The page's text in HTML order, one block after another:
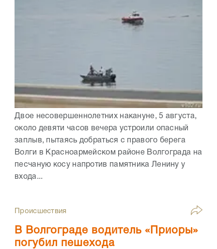
Двое несовершеннолетних накануне, 5 августа,
около девяти часов вечера устроили опасный
заплыв, пытаясь добраться с правого берега
Волги в Красноармейском районе Волгограда на
песчаную косу напротив памятника Ленину у
входа...
Происшествия
В Волгограде водитель «Приоры»
погубил пешехода